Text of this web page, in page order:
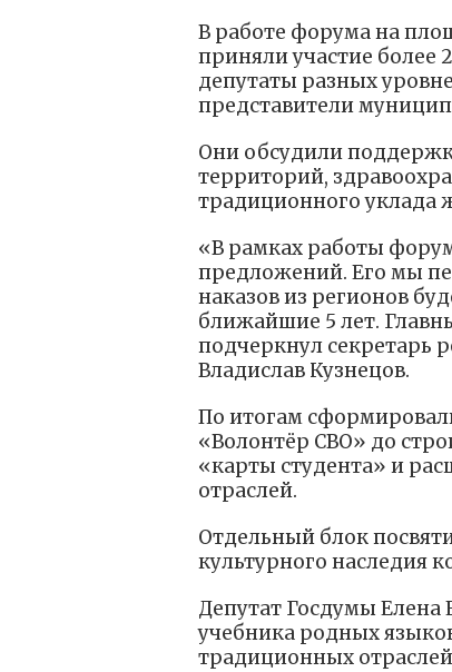
В работе форума на
приняли участие более
депутаты разных
представители
Они обсудили
территорий,
традиционного уклада
«В рамках работы
предложений. Его мы
наказов из регионов
ближайшие 5 лет.
подчеркнул секретарь
Владислав Кузнецов.
По итогам
«Волонтёр СВО» до
«карты студента» и
отраслей.
Отдельный блок
культурного наследия
Депутат Госдумы
учебника родных
традиционных